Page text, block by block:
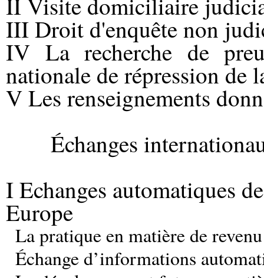
III Droit d'enquête non
IV La recherche de
nationale de répression de
V Les renseignements
Échanges
I Echanges automatiques
Europe
La pratique en matière de
Échange d’informations